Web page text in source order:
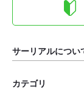
サーリアルについ
カテゴリ